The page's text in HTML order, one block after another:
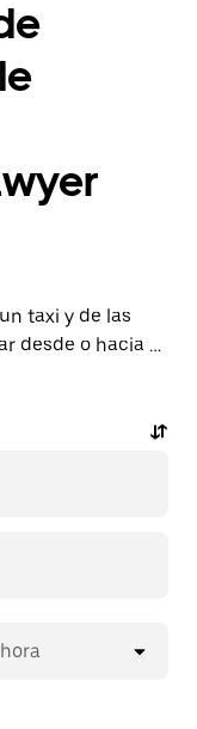
taxi y de las
desde o hacia el
hora a